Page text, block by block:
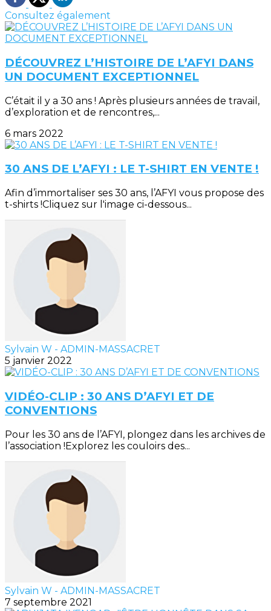
Consultez également
DÉCOUVREZ L’HISTOIRE DE L’AFYI DANS
UN DOCUMENT EXCEPTIONNEL
C’était il y a 30 ans ! Après plusieurs années de travail,
d’exploration et de rencontres,...
6 mars 2022
30 ANS DE L’AFYI : LE T-SHIRT EN VENTE !
Afin d’immortaliser ses 30 ans, l’AFYI vous propose des
t-shirts !Cliquez sur l'image ci-dessous...
Sylvain W - ADMIN-MASSACRET
5 janvier 2022
VIDÉO-CLIP : 30 ANS D’AFYI ET DE
CONVENTIONS
Pour les 30 ans de l’AFYI, plongez dans les archives de
l’association !Explorez les couloirs des...
Sylvain W - ADMIN-MASSACRET
7 septembre 2021